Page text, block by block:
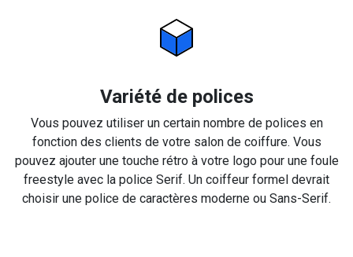
Variété de polices
Vous pouvez utiliser un certain nombre de polices en
fonction des clients de votre salon de coiffure. Vous
pouvez ajouter une touche rétro à votre logo pour une foule
freestyle avec la police Serif. Un coiffeur formel devrait
choisir une police de caractères moderne ou Sans-Serif.